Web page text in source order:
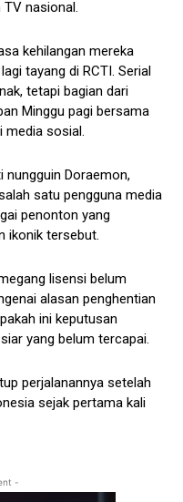
nasional.
kehilangan mereka
tayang di RCTI. Serial
tetapi bagian dari
Minggu pagi bersama
media sosial.
nungguin Doraemon,
satu pengguna media
penonton yang
ikonik tersebut.
lisensi belum
alasan penghentian
ini keputusan
yang belum tercapai.
perjalanannya setelah
sejak pertama kali
-